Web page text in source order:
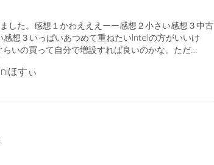
した。感想１かわえええーー感想２小さい感想３中古
想３いっぱいあつめて重ねたいIntelの方がいいけ
いの買って自分で増設すれば良いのかな。ただ…